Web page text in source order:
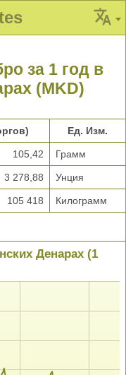
за 1 год в
(MKD)
Ед. Изм.
105,42 Грамм
3 278,88 Унция
105 418 Килограмм
Денарах (1